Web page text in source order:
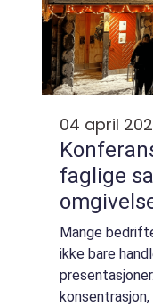
04 april
faglige
Mange
ikke bare